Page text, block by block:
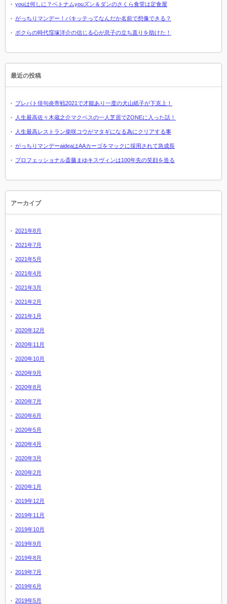
youは何しに？ベトナムyouズン＆ダンのさくら食堂は定食屋
がっちりマンデー！パキッテってなんだか名前で想像できる？
ボクらの時代窪塚洋介の信じる心が息子の立ち直りを助けた！
最近の投稿
プレバト俳句炎帝戦2021で才能あり一度の犬山紙子が下克上！
人生最高佐々木蔵之介マクベスの一人芝居でZONEに入った話！
人生最高レストラン柴咲コウがマタギになる為にクリアする事
がっちりマンデーaideaはAAカーゴをマックに採用されて急成長
プロフェッショナル斎藤まゆキスヴィンは100年先の笑顔を造る
アーカイブ
2021年8月
2021年7月
2021年5月
2021年4月
2021年3月
2021年2月
2021年1月
2020年12月
2020年11月
2020年10月
2020年9月
2020年8月
2020年7月
2020年6月
2020年5月
2020年4月
2020年3月
2020年2月
2020年1月
2019年12月
2019年11月
2019年10月
2019年9月
2019年8月
2019年7月
2019年6月
2019年5月